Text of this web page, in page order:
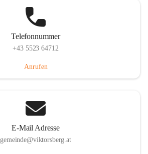
Telefonnummer
+43 5523 64712
Anrufen
E-Mail Adresse
gemeinde@viktorsberg.at